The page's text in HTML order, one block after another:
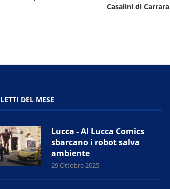
Casalini di Carrara
DEL MESE
Lucca - Al Lucca Comics
sbarcano i robot salva
ambiente
29 Ottobre 2025